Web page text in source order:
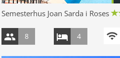
Semesterhus Joan Sarda i Roses
8 4